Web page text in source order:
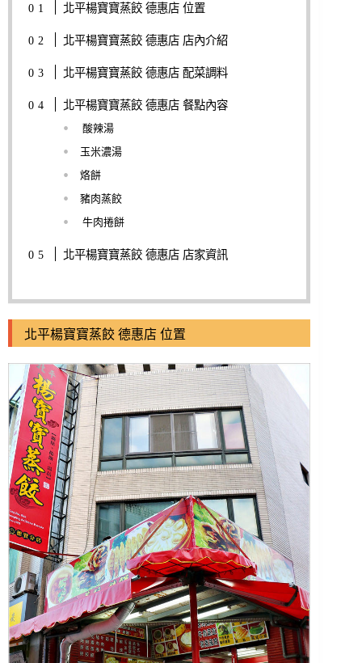
北平楊寶寶蒸餃 德惠店 位置
北平楊寶寶蒸餃 德惠店 店內介紹
北平楊寶寶蒸餃 德惠店 配菜調料
北平楊寶寶蒸餃 德惠店 餐點內容
酸辣湯
玉米濃湯
烙餅
豬肉蒸餃
牛肉捲餅
北平楊寶寶蒸餃 德惠店 店家資訊
北平楊寶寶蒸餃 德惠店 位置